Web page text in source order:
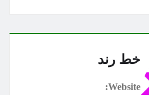
خط رند
Website: